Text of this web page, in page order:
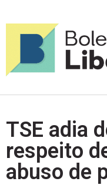
TSE adia
respeito
abuso de